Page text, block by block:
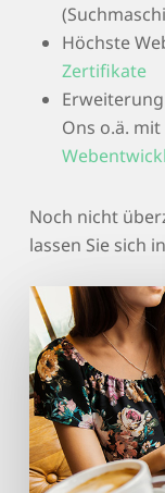
Höchste
Zertifikate
Ons o.ä.
Noch nicht
lassen Sie sich